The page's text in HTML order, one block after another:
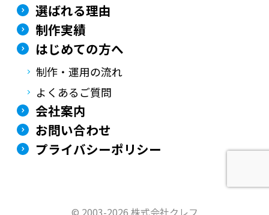
選ばれる理由
制作実績
はじめての方へ
制作・運用の流れ
よくあるご質問
会社案内
お問い合わせ
プライバシーポリシー
© 2003-2026 株式会社クレフ